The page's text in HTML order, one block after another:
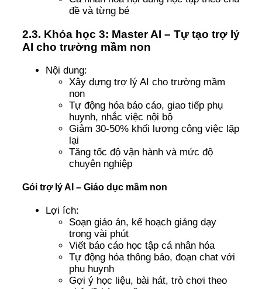
đề và từng bé
2.3. Khóa học 3: Master AI – Tự tạo trợ lý
AI cho trường mầm non
Nội dung:
Xây dựng trợ lý AI cho trường mầm
non
Tự động hóa báo cáo, giao tiếp phụ
huynh, nhắc việc nội bộ
Giảm 30-50% khối lượng công việc lặp
lại
Tăng tốc độ vận hành và mức độ
chuyên nghiệp
Gói trợ lý AI – Giáo dục mầm non
Lợi ích:
Soạn giáo án, kế hoạch giảng dạy
trong vài phút
Viết báo cáo học tập cá nhân hóa
Tự động hóa thông báo, đoạn chat với
phụ huynh
Gợi ý học liệu, bài hát, trò chơi theo